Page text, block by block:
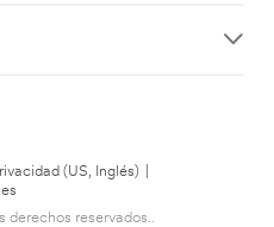
(US, Inglés)
reservados..